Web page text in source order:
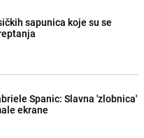
sapunica koje su se
Spanic: Slavna 'zlobnica'
ekrane